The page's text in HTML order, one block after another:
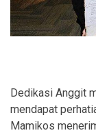
Dedikasi Anggit
mendapat
Mamikos